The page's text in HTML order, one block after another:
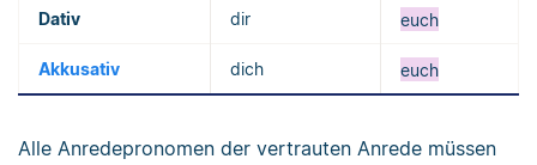
Dativ dir euch
Akkusativ dich euch
Alle Anredepronomen der vertrauten Anrede müssen